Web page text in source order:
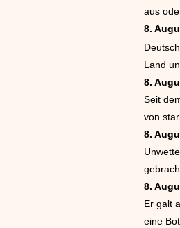
aus
8.
Land
8.
Seit
von
8.
8.
Er galt
eine